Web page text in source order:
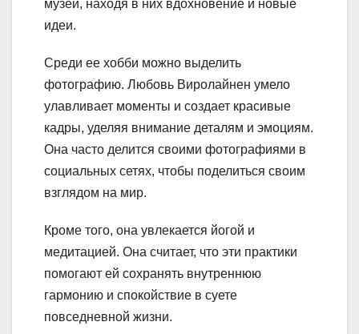
музеи, находя в них вдохновение и новые
идеи.
Среди ее хобби можно выделить
фотографию. Любовь Виролайнен умело
улавливает моменты и создает красивые
кадры, уделяя внимание деталям и эмоциям.
Она часто делится своими фотографиями в
социальных сетях, чтобы поделиться своим
взглядом на мир.
Кроме того, она увлекается йогой и
медитацией. Она считает, что эти практики
помогают ей сохранять внутреннюю
гармонию и спокойствие в суете
повседневной жизни.